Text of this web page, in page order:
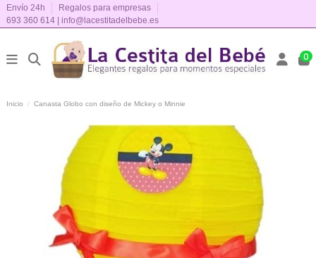
Envío 24h
Regalos para empresas
693 360 614 | info@lacestitadelbebe.es
0
Inicio Canasta Globo con diseño de Mickey o Minnie